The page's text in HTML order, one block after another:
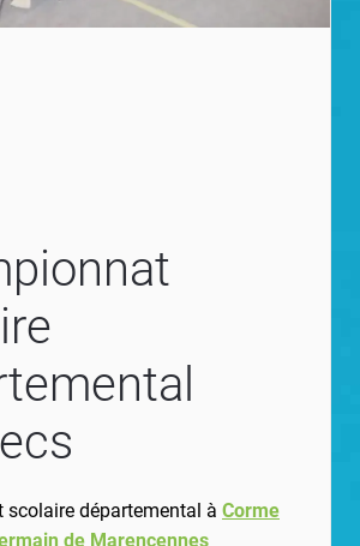
scolaire départemental à Corme
de Marencennes